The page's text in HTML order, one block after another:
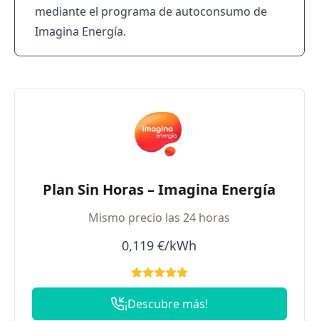
mediante el programa de autoconsumo de
Imagina Energía.
Plan Sin Horas – Imagina Energía
Mismo precio las 24 horas
0,119 €/kWh
¡Descubre más!